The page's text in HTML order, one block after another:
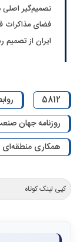
تصمیم‌گیر اصلی
فضای مذاکرات
ایران از
5812
روزنامه جهان صنعت
همکاری منطقه‌ای
کپی لینک کوتاه